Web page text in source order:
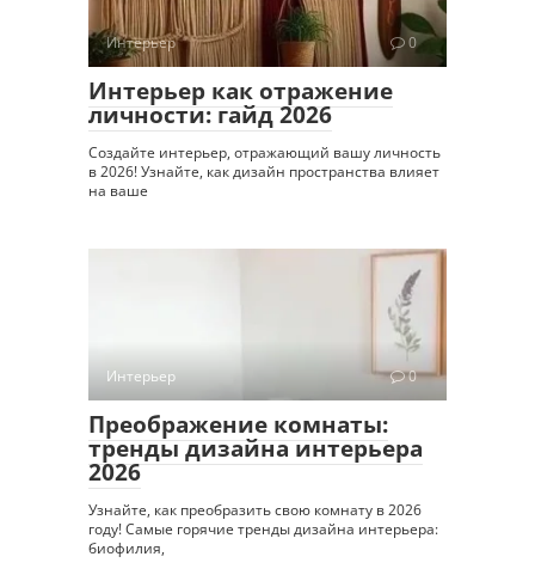
Интерьер 0
Интерьер как отражение
личности: гайд 2026
Создайте интерьер, отражающий вашу личность
в 2026! Узнайте, как дизайн пространства влияет
на ваше
Интерьер 0
Преображение комнаты:
тренды дизайна интерьера
2026
Узнайте, как преобразить свою комнату в 2026
году! Самые горячие тренды дизайна интерьера:
биофилия,